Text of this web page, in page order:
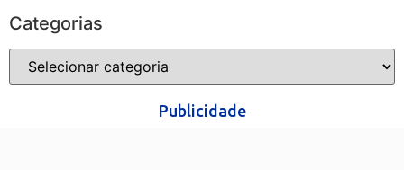
Categorias
Publicidade